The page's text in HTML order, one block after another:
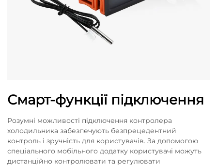
Смарт-функції підключення
Розумні можливості підключення контролера
холодильника забезпечують безпрецедентний
контроль і зручність для користувачів. За допомогою
спеціального мобільного додатку користувачі можуть
дистанційно контролювати та регулювати